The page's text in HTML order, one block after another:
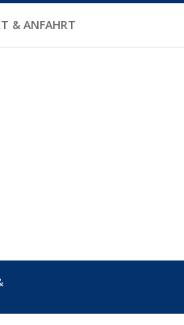
& ANFAHRT